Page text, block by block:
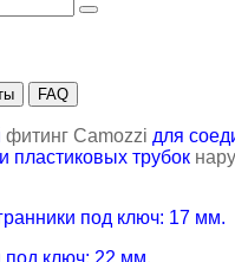
FAQ
фитинг Camozzi для
пластиковых трубок
под ключ: 17 мм.
под ключ: 22 мм.